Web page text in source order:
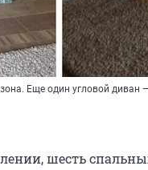
Еще один угловой диван
шесть